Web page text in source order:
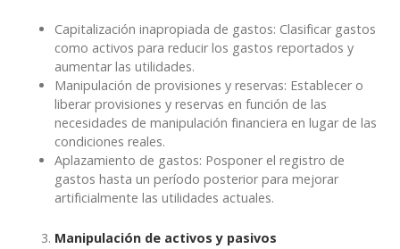
Capitalización inapropiada de gastos: Clasificar gastos
como activos para reducir los gastos reportados y
aumentar las utilidades.
Manipulación de provisiones y reservas: Establecer o
liberar provisiones y reservas en función de las
necesidades de manipulación financiera en lugar de las
condiciones reales.
Aplazamiento de gastos: Posponer el registro de
gastos hasta un período posterior para mejorar
artificialmente las utilidades actuales.
Manipulación de activos y pasivos